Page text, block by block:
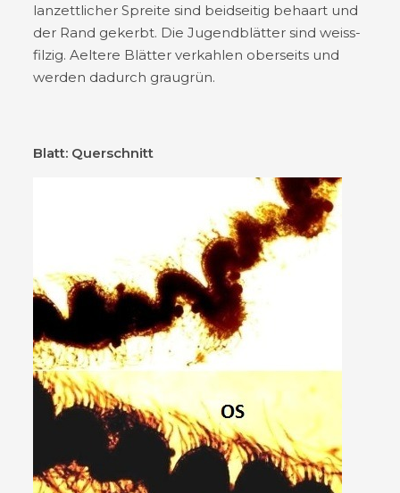
lanzettlicher Spreite sind beidseitig behaart und
der Rand gekerbt. Die Jugendblätter sind weiss-
filzig. Aeltere Blätter verkahlen oberseits und
werden dadurch graugrün.
Blatt: Querschnitt